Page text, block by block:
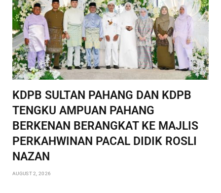
KDPB SULTAN PAHANG DAN KDPB
TENGKU AMPUAN PAHANG
BERKENAN BERANGKAT KE MAJLIS
PERKAHWINAN PACAL DIDIK ROSLI
NAZAN
AUGUST 2, 2026